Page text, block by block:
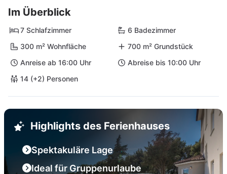
Im Überblick
7 Schlafzimmer
6 Badezimmer
300 m² Wohnfläche
700 m² Grundstück
Anreise ab 16:00 Uhr
Abreise bis 10:00 Uhr
14 (+2) Personen
Highlights des Ferienhauses
Spektakuläre Lage
Ideal für Gruppenurlaube